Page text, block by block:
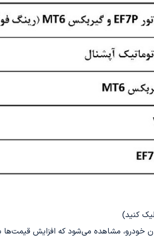
کنید)
خودرو، مشاهده می‌شود که افزایش قیمت‌ها